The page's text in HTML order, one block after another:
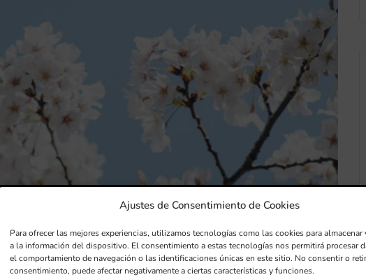
Ajustes de Consentimiento de Cookies
Para ofrecer las mejores experiencias, utilizamos tecnologías como las cookies para almacenar
a la información del dispositivo. El consentimiento a estas tecnologías nos permitirá procesar
el comportamiento de navegación o las identificaciones únicas en este sitio. No consentir o
consentimiento, puede afectar negativamente a ciertas características y funciones.